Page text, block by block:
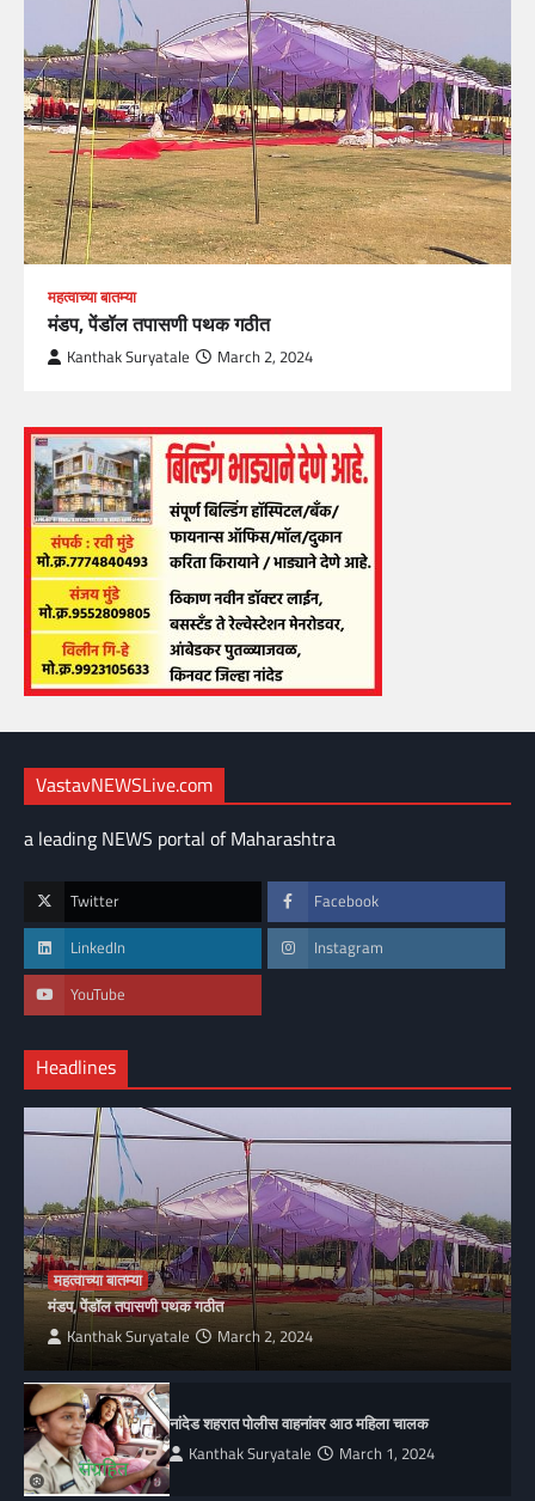
महत्वाच्या बातम्या
मंडप, पेंडॉल तपासणी पथक गठीत
Kanthak Suryatale March 2, 2024
VastavNEWSLive.com
a leading NEWS portal of Maharashtra
Twitter Facebook
LinkedIn Instagram
YouTube
Headlines
महत्वाच्या बातम्या
मंडप, पेंडॉल तपासणी पथक गठीत
Kanthak Suryatale March 2, 2024
नांदेड शहरात पोलीस वाहनांवर आठ महिला चालक
Kanthak Suryatale March 1, 2024